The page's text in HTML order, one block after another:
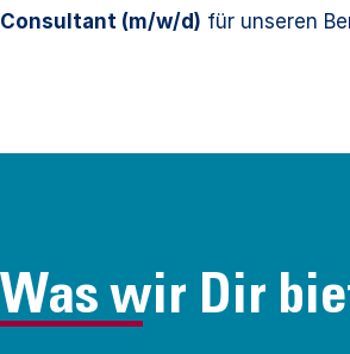
Consultant (m/w/d) für unseren
Was wir Dir